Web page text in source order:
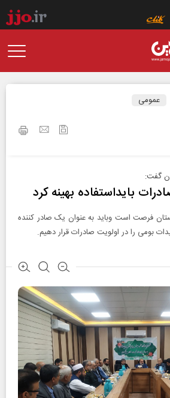
عمومی
گفت:
بایداستفاده بهینه کرد
فرصت است وباید به عنوان یک صادر کننده
بومی را در اولویت صادرات قرار دهیم.